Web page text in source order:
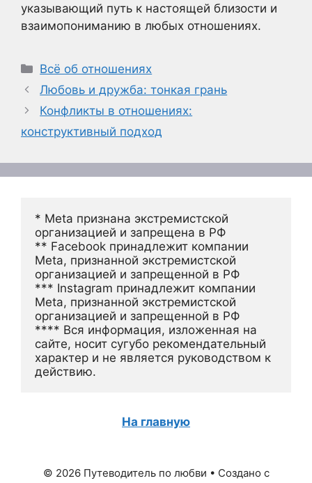
указывающий путь к настоящей близости и
взаимопониманию в любых отношениях.
Рубрики
Всё об отношениях
Любовь и дружба: тонкая грань
Конфликты в отношениях:
конструктивный подход
* Meta признана экстремистской
организацией и запрещена в РФ
** Facebook принадлежит компании
Meta, признанной экстремистской
организацией и запрещенной в РФ
*** Instagram принадлежит компании
Meta, признанной экстремистской
организацией и запрещенной в РФ
**** Вся информация, изложенная на
сайте, носит сугубо рекомендательный
характер и не является руководством к
действию.
На главную
© 2026 Путеводитель по любви • Создано с